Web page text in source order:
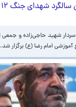
شهدای جنگ ۱۲ روزه
امام رضا (ع) برگزار شد.